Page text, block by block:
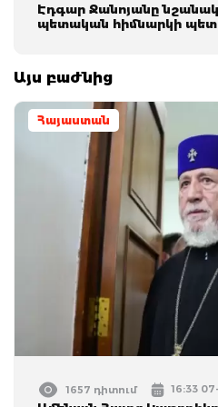
Էդգար Ջանոյանը
պետական հիմնարկի պետ
Այս բաժնից
Հայաստան
1657 դիտում 16:33